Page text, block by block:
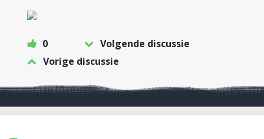
0
Volgende discussie
Vorige discussie